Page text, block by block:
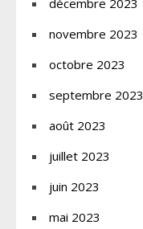
novembre 2023
octobre 2023
septembre 2023
août 2023
juillet 2023
juin 2023
mai 2023